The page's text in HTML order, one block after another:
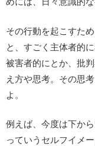
その行動を起こすた
と、すごく主体者的
被害者的にとか、批
え方や思考。その思
よ。
例えば、今度は下か
っていうセルフイメ